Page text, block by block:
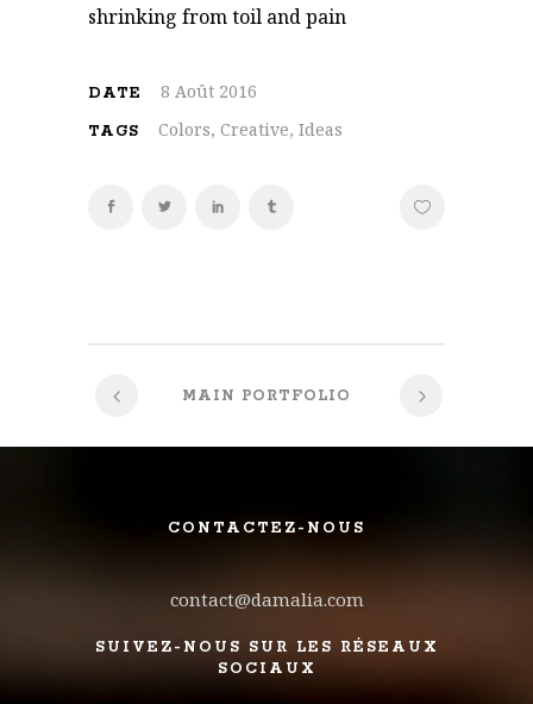
shrinking from toil and pain
DATE 8 Août 2016
TAGS Colors, Creative, Ideas
MAIN PORTFOLIO
CONTACTEZ-NOUS
contact@damalia.com
SUIVEZ-NOUS SUR LES RÉSEAUX
SOCIAUX